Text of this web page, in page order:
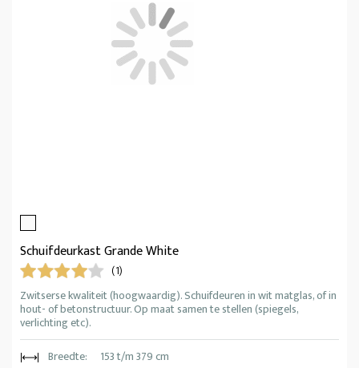
Schuifdeurkast Grande White
(1)
Zwitserse kwaliteit (hoogwaardig). Schuifdeuren in wit matglas, of in
hout- of betonstructuur. Op maat samen te stellen (spiegels,
verlichting etc).
Breedte:
153 t/m 379 cm